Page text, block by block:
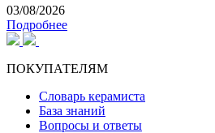
03/08/2026
Подробнее
ПОКУПАТЕЛЯМ
Словарь керамиста
База знаний
Вопросы и ответы